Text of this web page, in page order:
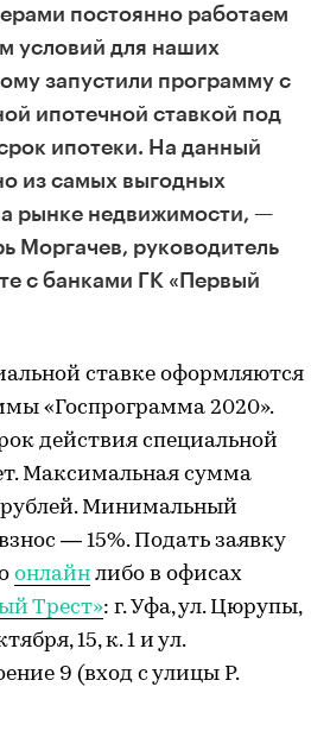
постоянно работаем
условий для наших
запустили программу с
ипотечной ставкой под
ипотеки. На данный
из самых выгодных
рынке недвижимости, —
Моргачев, руководитель
с банками ГК «Первый
ставке оформляются
«Госпрограмма 2020».
действия специальной
Максимальная сумма
Минимальный
— 15%. Подать заявку
онлайн либо в офисах
Трест»: г. Уфа, ул. Цюрупы,
15, к. 1 и ул.
9 (вход с улицы Р.